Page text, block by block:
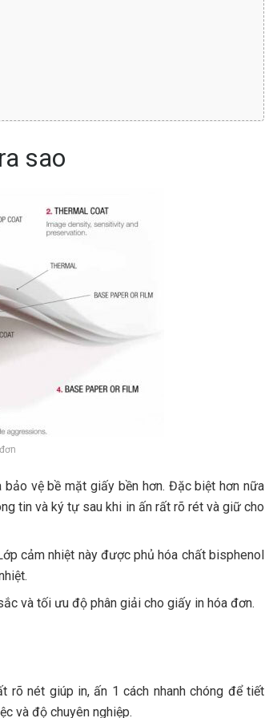
sao
vệ bề mặt giấy bền hơn. Đặc biệt hơn nữa
tin và ký tự sau khi in ấn rất rõ rét và giữ cho
cảm nhiệt này được phủ hóa chất bisphenol
và tối ưu độ phân giải cho giấy in hóa đơn.
nét giúp in, ấn 1 cách nhanh chóng để tiết
và độ chuyên nghiệp.